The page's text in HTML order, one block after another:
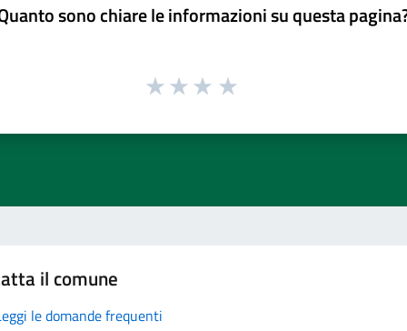
sono chiare le informazioni su questa
il comune
le domande frequenti